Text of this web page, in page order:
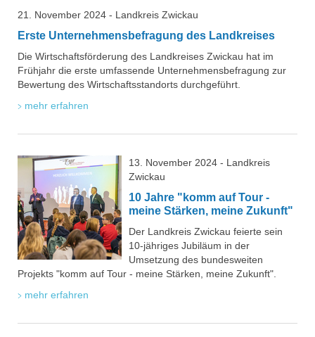
21. November 2024 - Landkreis Zwickau
Erste Unternehmensbefragung des Landkreises
Die Wirtschaftsförderung des Landkreises Zwickau hat im
Frühjahr die erste umfassende Unternehmensbefragung zur
Bewertung des Wirtschaftsstandorts durchgeführt.
mehr erfahren
13. November 2024 - Landkreis
Zwickau
10 Jahre "komm auf Tour -
meine Stärken, meine Zukunft"
Der Landkreis Zwickau feierte sein
10-jähriges Jubiläum in der
Umsetzung des bundesweiten
Projekts "komm auf Tour - meine Stärken, meine Zukunft".
mehr erfahren